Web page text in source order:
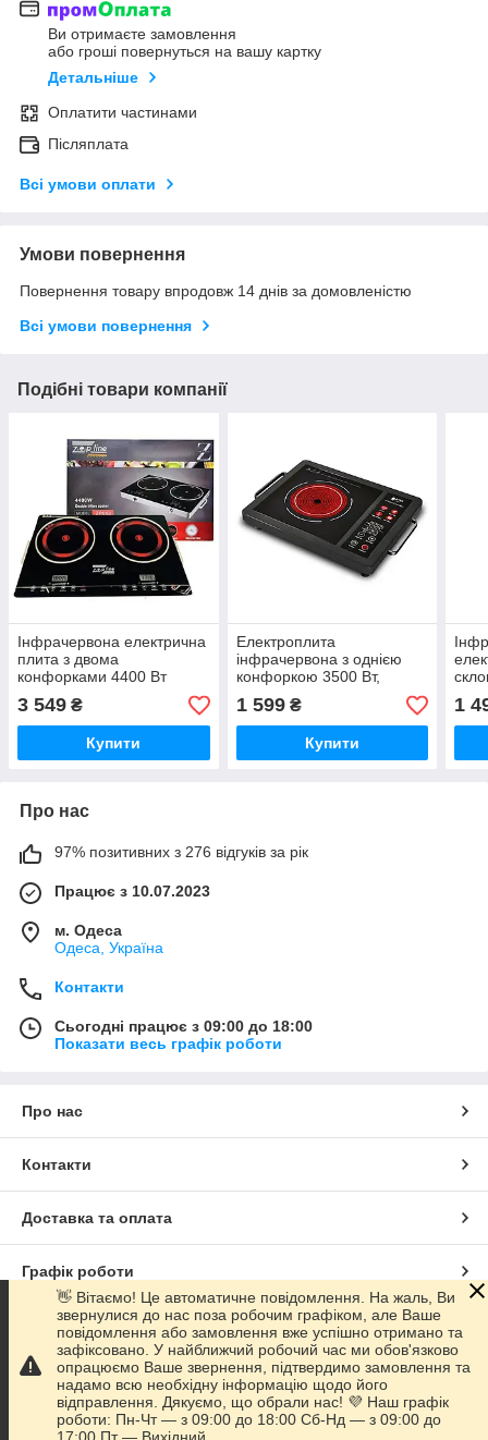
Ви отримаєте замовлення
або гроші повернуться на вашу картку
Детальніше
Оплатити частинами
Післяплата
Всі умови оплати
Умови повернення
Повернення товару впродовж 14 днів за домовленістю
Всі умови повернення
Подібні товари компанії
Інфрачервона електрична
плита з двома
конфорками 4400 Вт
3 549 ₴
Купити
Електроплита
інфрачервона з однією
конфоркою 3500 Вт,
склокерамічна поверхня
1 599₴
Купити
1
Про нас
97% позитивних з 276 відгуків за рік
Працює з 10.07.2023
м. Одеса
Одеса, Україна
Контакти
Сьогодні працює з 09:00 до 18:00
Показати весь графік роботи
Про нас
Контакти
Доставка та оплата
Графік роботи
Повна версія сайту
Сайт створено на маркетплейсі Prom.ua
Політика конфіденційності
👋 Вітаємо! Це автоматичне повідомлення. На жаль, Ви
звернулися до нас поза робочим графіком, але Ваше
повідомлення або замовлення вже успішно отримано та
зафіксовано. У найближчий робочий час ми обов'язково
опрацюємо Ваше звернення, підтвердимо замовлення та
надамо всю необхідну інформацію щодо його
відправлення. Дякуємо, що обрали нас! 💜 Наш графік
роботи: Пн-Чт — з 09:00 до 18:00 Сб-Нд — з 09:00 до